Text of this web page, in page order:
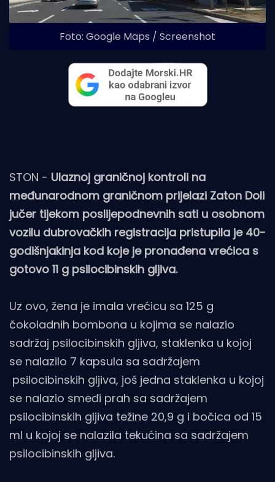
Foto: Google Maps / Screenshot
STON - Ulaznoj graničnoj kontroli na
međunarodnom graničnom prijelazi Zaton Doli
jučer tijekom poslijepodnevnih sati u osobnom
vozilu dubrovačkih registracija pristupila je 40-
godišnjakinja kod koje je pronađena vrećica s
gotovo 11 g psilocibinskih gljiva.
Uz ovo, žena je imala vrećicu sa 125 g
čokoladnih bombona u kojima se nalazio
sadržaj psilocibinskih gljiva, staklenka u kojoj
se nalazilo 7 kapsula sa sadržajem
psilocibinskih gljiva, još jedna staklenka u kojoj
se nalazio smeđi prah sa sadržajem
psilocibinskih gljiva težine 20,9 g i bočica od 15
ml u kojoj se nalazila tekućina sa sadržajem
psilocibinskih gljiva.